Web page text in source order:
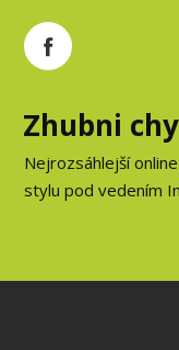
Zhubni
Nejrozsáhlejší
stylu pod vedením